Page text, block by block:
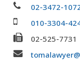
02-3472-
010-3304-
02-525-7731